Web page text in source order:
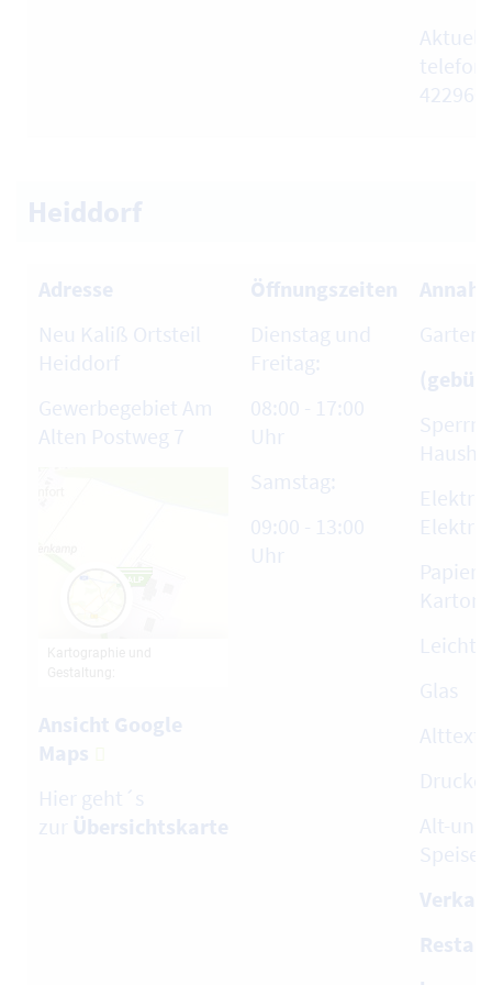
422960
Adresse
Neu Kaliß Ortsteil
Heiddorf
Gewerbegebiet Am
Alten Postweg 7
Ansicht Google
Maps
Hier geht´s
zur Übersichtskarte
Öffnungszeiten
Dienstag und
Freitag:
08:00 - 17:00
Uhr
Samstag:
09:00 - 13:00
Uhr
Papier,
Glas
Alt-